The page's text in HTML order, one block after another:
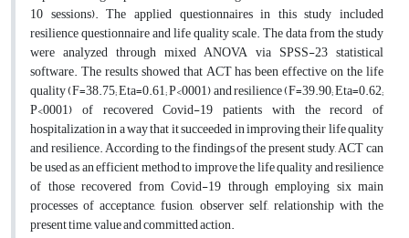
10 sessions). The applied questionnaires in this study included
resilience questionnaire and life quality scale. The data from the study
were analyzed through mixed ANOVA via SPSS-23 statistical
software. The results showed that ACT has been effective on the life
quality (F=38.75; Eta=0.61; P<0001) and resilience (F=39.90; Eta=0.62;
P<0001) of recovered Covid-19 patients with the record of
hospitalization in a way that it succeeded in improving their life quality
and resilience. According to the findings of the present study, ACT can
be used as an efficient method to improve the life quality and resilience
of those recovered from Covid-19 through employing six main
processes of acceptance, fusion, observer self, relationship with the
present time, value and committed action.